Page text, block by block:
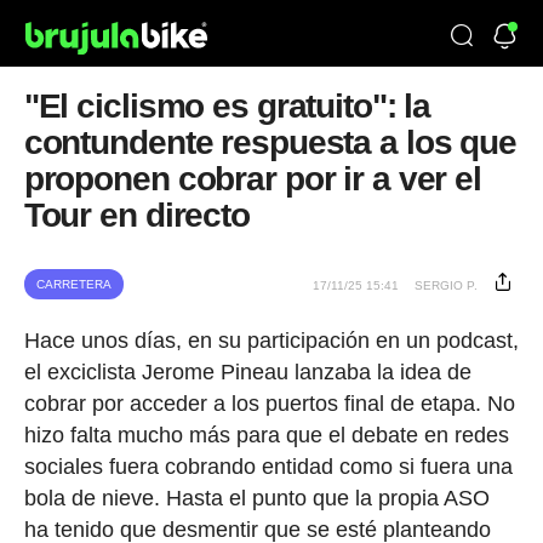
"El ciclismo es gratuito": la
contundente respuesta a los que
proponen cobrar por ir a ver el
Tour en directo
CARRETERA 17/11/25 15:41 SERGIO P.
Hace unos días, en su participación en un podcast,
el exciclista Jerome Pineau lanzaba la idea de
cobrar por acceder a los puertos final de etapa. No
hizo falta mucho más para que el debate en redes
sociales fuera cobrando entidad como si fuera una
bola de nieve. Hasta el punto que la propia ASO
ha tenido que desmentir que se esté planteando